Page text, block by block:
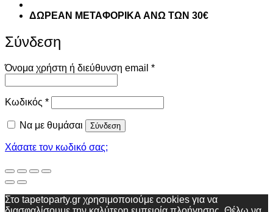
ΔΩΡΕΑΝ ΜΕΤΑΦΟΡΙΚΑ ΑΝΩ ΤΩΝ 30€
Σύνδεση
Όνομα χρήστη ή διεύθυνση email *Απαιτείται
Κωδικός *Απαιτείται
Να με θυμάσαι Σύνδεση
Χάσατε τον κωδικό σας;
Στο tapetoparty.gr χρησιμοποιούμε cookies για να